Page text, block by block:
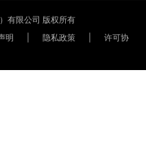
有限公司 版权所有
明 隐私政策
许可协